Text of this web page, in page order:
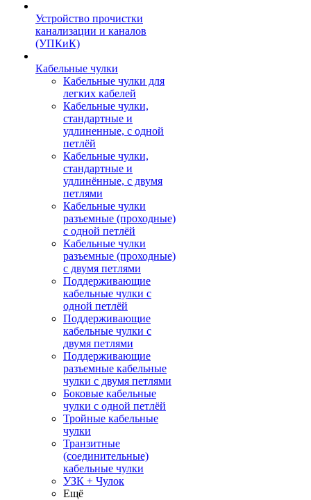
Устройство прочистки
канализации и каналов
(УПКиК)
Кабельные чулки
Кабельные чулки для
легких кабелей
Кабельные чулки,
стандартные и
удлиненные, с одной
петлёй
Кабельные чулки,
стандартные и
удлинённые, с двумя
петлями
Кабельные чулки
разъемные (проходные)
с одной петлёй
Кабельные чулки
разъемные (проходные)
с двумя петлями
Поддерживающие
кабельные чулки с
одной петлёй
Поддерживающие
кабельные чулки с
двумя петлями
Поддерживающие
разъемные кабельные
чулки с двумя петлями
Боковые кабельные
чулки с одной петлёй
Тройные кабельные
чулки
Транзитные
(соединительные)
кабельные чулки
УЗК + Чулок
Ещё